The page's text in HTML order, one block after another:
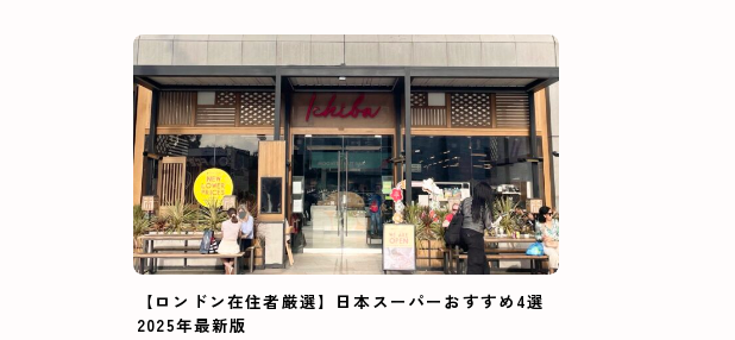
【ロンドン在住者厳選】日本スーパーおすすめ4選
2025年最新版